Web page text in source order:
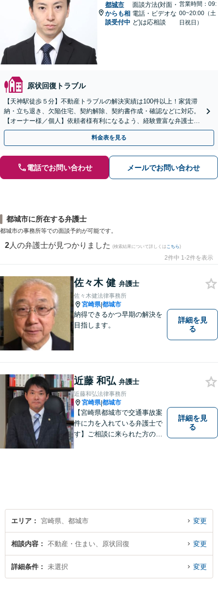
都城市
からも相
談受付中
面談方法(対面・
電話・ビデオな
ど)は応相談
営業時間：09:
00~20:00（土
日祝日）
原状回復トラブル
【天神駅徒歩５分】不動産トラブルの解決実績は100件以上！家賃滞
納・立ち退き、欠陥住宅、契約解除、契約書作成・確認などに対応。
【オーナー様／個人】依頼者様有利になるよう、経験豊富な弁護士が
交渉いたします。まずは電話相談からお越しください
料金表を見る
電話でお問い合わせ メールでお問い合わせ
都城市に所在する弁護士
都城市の事務所等での面談予約が可能です。
2 人の弁護士が見つかりました (検索結果について詳しくは こちら)
2件中 1-2件を表示
佐々木 健 弁護士
佐々木健法律事務所
宮崎県|都城市
納得できるかつ早期の解決を
目指します。
詳細を見
る
近藤 和弘 弁護士
近藤和弘法律事務所
宮崎県|都城市
【宮崎県都城市で交通事故案
件に力を入れている弁護士で
す】ご相談に来られた方の話
ださい。
詳細を見
る
エリア 宮崎県、都城市 変更
相談内容 不動産・住まい、原状回復 変更
詳細条件 未選択 変更